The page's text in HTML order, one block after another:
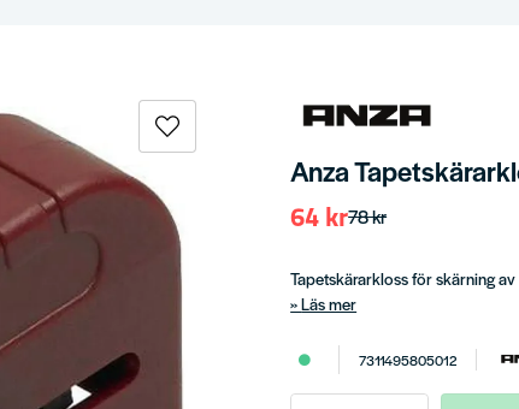
Anza
78 kr
64 kr
Tapetskärarkloss för skärning
Läs mer
7311495805012